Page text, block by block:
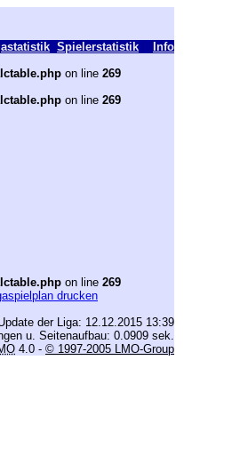
Spielerstatistik
Info
on line 269
on line 269
on line 269
drucken
der Liga: 12.12.2015 13:39
u. Seitenaufbau: 0.0909 sek.
4.0 - © 1997-2005 LMO-Group